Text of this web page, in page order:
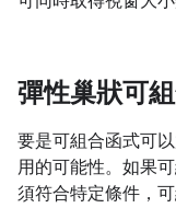
彈性巢狀可
要是可組合函式可
用的可能性。如果
須符合特定條件，